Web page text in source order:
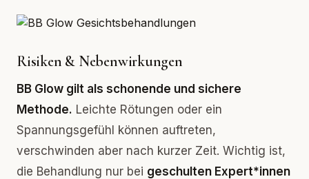
Risiken & Nebenwirkungen
BB Glow gilt als schonende und sichere
Methode. Leichte Rötungen oder ein
Spannungsgefühl können auftreten,
verschwinden aber nach kurzer Zeit. Wichtig ist,
die Behandlung nur bei geschulten Expert*innen